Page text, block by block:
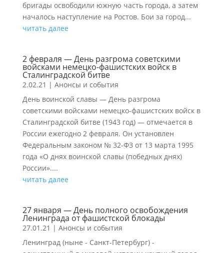
бригады освободили южную часть города, а затем
началось наступление на Ростов. Бои за город...
читать далее
2 февраля — День разгрома советскими
войсками немецко-фашистских войск в
Сталинградской битве
2.02.21 | Анонсы и события
День воинской славы — День разгрома
советскими войсками немецко-фашистских войск в
Сталинградской битве (1943 год) — отмечается в
России ежегодно 2 февраля. Он установлен
Федеральным законом № 32-ФЗ от 13 марта 1995
года «О днях воинской славы (победных днях)
России»....
читать далее
27 января — День полного освобождения
Ленинграда от фашистской блокады
27.01.21 | Анонсы и события
Ленинград (ныне - Санкт-Петербург) -